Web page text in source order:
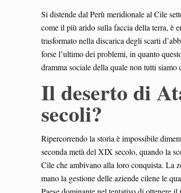
Si distende dal Perù meridionale al Cile
come il più arido sulla faccia della terra, è
trasformato nella discarica degli scarti
forse l’ultimo dei problemi, in quanto
dramma sociale della quale non tutti siamo
Il deserto di
secoli?
Ripercorrendo la storia è impossibile
seconda metà del XIX secolo, quando la
Cile che ambivano alla loro conquista. La
mano la gestione delle aziende cilene le